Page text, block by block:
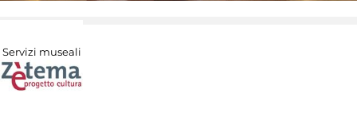
Servizi museali